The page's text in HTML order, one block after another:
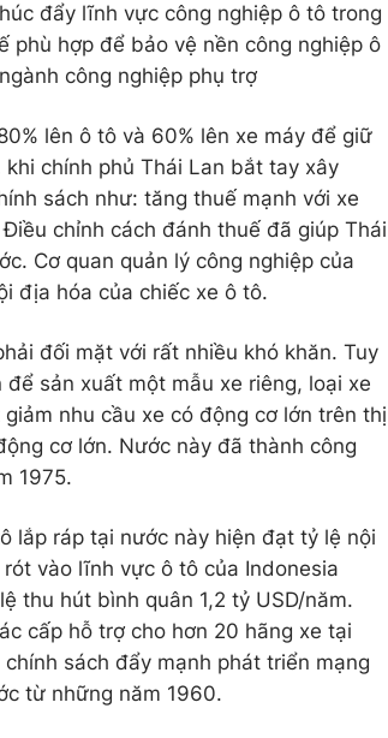
đẩy lĩnh vực công nghiệp ô tô trong
phù hợp để bảo vệ nền công nghiệp ô
công nghiệp phụ trợ
lên ô tô và 60% lên xe máy để giữ
chính phủ Thái Lan bắt tay xây
sách như: tăng thuế mạnh với xe
chỉnh cách đánh thuế đã giúp Thái
Cơ quan quản lý công nghiệp của
địa hóa của chiếc xe ô tô.
đối mặt với rất nhiều khó khăn. Tuy
sản xuất một mẫu xe riêng, loại xe
nhu cầu xe có động cơ lớn trên thị
cơ lớn. Nước này đã thành công
1975.
lắp ráp tại nước này hiện đạt tỷ lệ nội
vào lĩnh vực ô tô của Indonesia
thu hút bình quân 1,2 tỷ USD/năm.
cấp hỗ trợ cho hơn 20 hãng xe tại
sách đẩy mạnh phát triển mạng
từ những năm 1960.